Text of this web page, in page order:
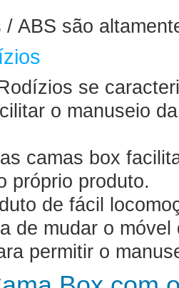
/ ABS são
se
o manuseio
camas box
próprio produto.
de fácil
de mudar o
permitir o